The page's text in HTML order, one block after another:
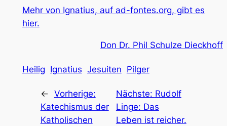
Mehr von Ignatius, auf ad-fontes.org, gibt es
hier.
Don Dr. Phil Schulze Dieckhoff
Heilig Ignatius Jesuiten Pilger
← Vorherige:
Katechismus der
Katholischen
Nächste: Rudolf
Linge: Das
Leben ist reicher.